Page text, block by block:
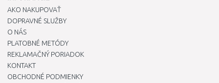
AKO NAKUPOVAŤ
DOPRAVNÉ SLUŽBY
O NÁS
PLATOBNÉ METÓDY
REKLAMAČNÝ PORIADOK
KONTAKT
OBCHODNÉ PODMIENKY